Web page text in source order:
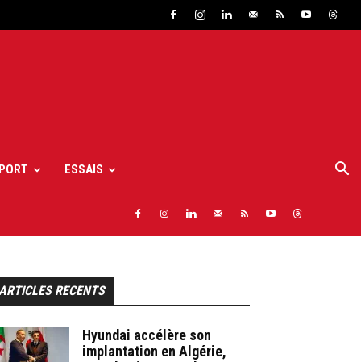
ESSAIS
RECENTS
Hyundai accélère son
implantation en Algérie,